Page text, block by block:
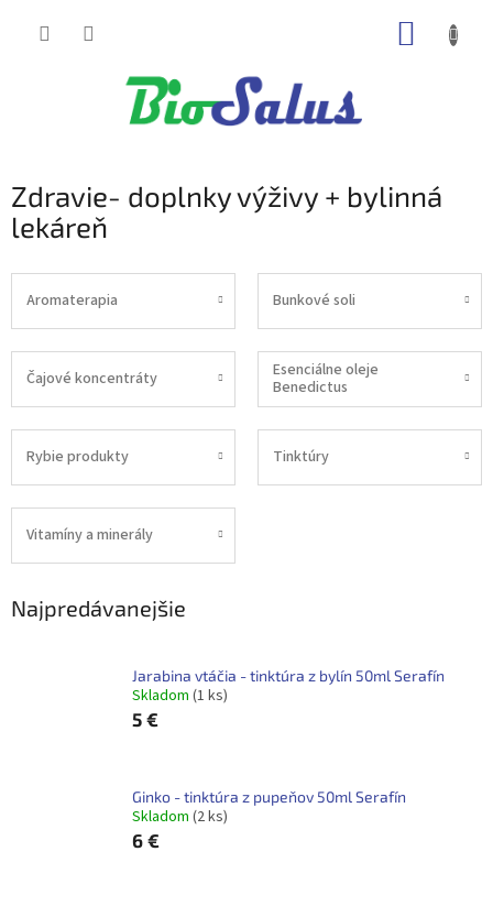
Zdravie- doplnky výživy + bylinná
lekáreň
Aromaterapia Bunkové soli
Čajové koncentráty
Esenciálne oleje
Benedictus
Rybie produkty Tinktúry
Vitamíny a minerály
Najpredávanejšie
Jarabina vtáčia - tinktúra z bylín 50ml Serafín
Skladom (1 ks)
5 €
Ginko - tinktúra z pupeňov 50ml Serafín
Skladom (2 ks)
6 €